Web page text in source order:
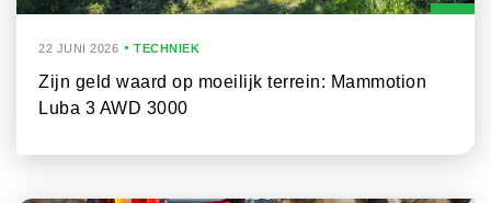
22 JUNI 2026 TECHNIEK
Zijn geld waard op moeilijk terrein: Mammotion
Luba 3 AWD 3000